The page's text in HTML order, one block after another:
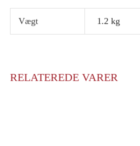
Vægt 1.2 kg
RELATEREDE VARER